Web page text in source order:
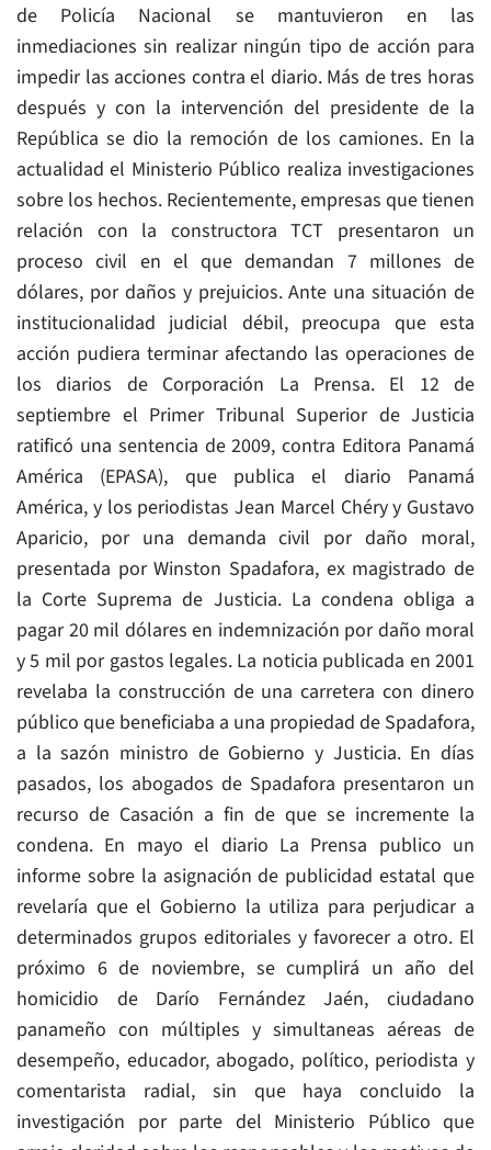
de Policía Nacional se mantuvieron en las
inmediaciones sin realizar ningún tipo de acción para
impedir las acciones contra el diario. Más de tres horas
después y con la intervención del presidente de la
República se dio la remoción de los camiones. En la
actualidad el Ministerio Público realiza investigaciones
sobre los hechos. Recientemente, empresas que tienen
relación con la constructora TCT presentaron un
proceso civil en el que demandan 7 millones de
dólares, por daños y prejuicios. Ante una situación de
institucionalidad judicial débil, preocupa que esta
acción pudiera terminar afectando las operaciones de
los diarios de Corporación La Prensa. El 12 de
septiembre el Primer Tribunal Superior de Justicia
ratificó una sentencia de 2009, contra Editora Panamá
América (EPASA), que publica el diario Panamá
América, y los periodistas Jean Marcel Chéry y Gustavo
Aparicio, por una demanda civil por daño moral,
presentada por Winston Spadafora, ex magistrado de
la Corte Suprema de Justicia. La condena obliga a
pagar 20 mil dólares en indemnización por daño moral
y 5 mil por gastos legales. La noticia publicada en 2001
revelaba la construcción de una carretera con dinero
público que beneficiaba a una propiedad de Spadafora,
a la sazón ministro de Gobierno y Justicia. En días
pasados, los abogados de Spadafora presentaron un
recurso de Casación a fin de que se incremente la
condena. En mayo el diario La Prensa publico un
informe sobre la asignación de publicidad estatal que
revelaría que el Gobierno la utiliza para perjudicar a
determinados grupos editoriales y favorecer a otro. El
próximo 6 de noviembre, se cumplirá un año del
homicidio de Darío Fernández Jaén, ciudadano
panameño con múltiples y simultaneas aéreas de
desempeño, educador, abogado, político, periodista y
comentarista radial, sin que haya concluido la
investigación por parte del Ministerio Público que